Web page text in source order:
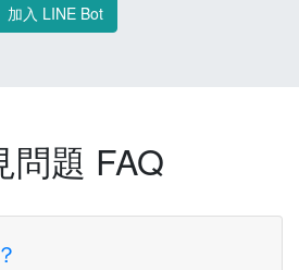
加入 LINE Bot
問題 FAQ